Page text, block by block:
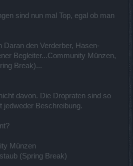
sind nun mal Top, egal ob man
Daran den Verderber, Hasen-
Begleiter...Community Münzen,
Break)...
davon. Die Dropraten sind so
jedweder Beschreibung.
Münzen
(Spring Break)